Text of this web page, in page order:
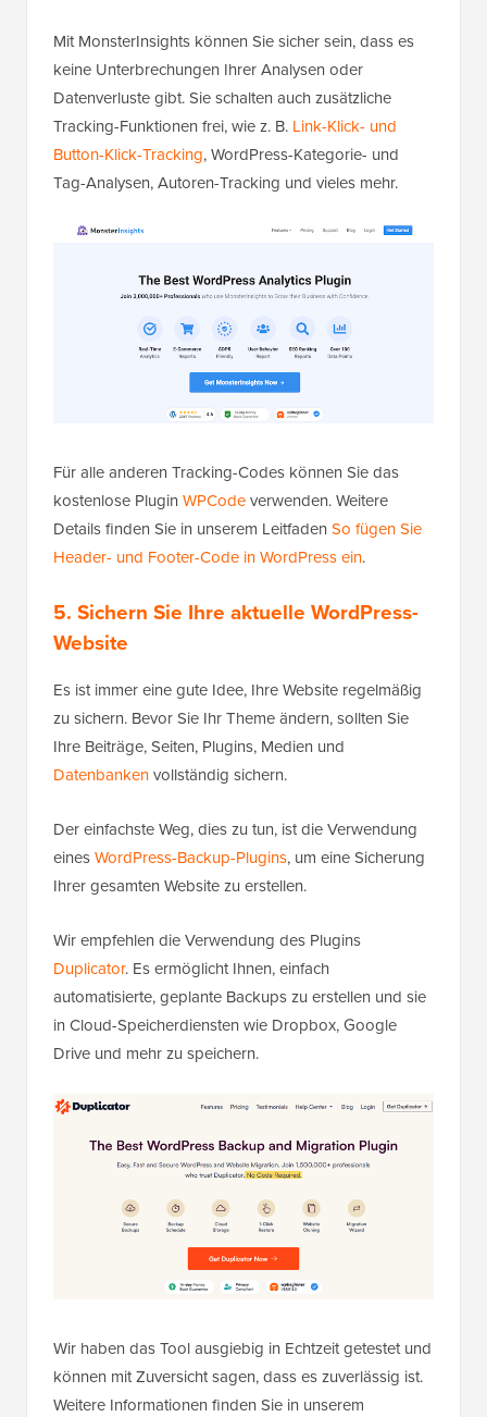
Mit MonsterInsights können Sie sicher sein, dass es
keine Unterbrechungen Ihrer Analysen oder
Datenverluste gibt. Sie schalten auch zusätzliche
Tracking-Funktionen frei, wie z. B. Link-Klick- und
Button-Klick-Tracking, WordPress-Kategorie- und
Tag-Analysen, Autoren-Tracking und vieles mehr.
Für alle anderen Tracking-Codes können Sie das
kostenlose Plugin WPCodeverwenden. Weitere
Details finden Sie in unserem Leitfaden So fügen Sie
Header- und Footer-Code in WordPress ein.
5. Sichern Sie Ihre aktuelle WordPress-
Website
Es ist immer eine gute Idee, Ihre Website regelmäßig
zu sichern. Bevor Sie Ihr Theme ändern, sollten Sie
Ihre Beiträge, Seiten, Plugins, Medien und
Datenbankenvollständig sichern.
Der einfachste Weg, dies zu tun, ist die Verwendung
einesWordPress-Backup-Plugins, um eine Sicherung
Ihrer gesamten Website zu erstellen.
Wir empfehlen die Verwendung des Plugins
Duplicator. Es ermöglicht Ihnen, einfach
automatisierte, geplante Backups zu erstellen und sie
in Cloud-Speicherdiensten wie Dropbox, Google
Drive und mehr zu speichern.
Wir haben das Tool ausgiebig in Echtzeit getestet und
können mit Zuversicht sagen, dass es zuverlässig ist.
Weitere Informationen finden Sie in unserem